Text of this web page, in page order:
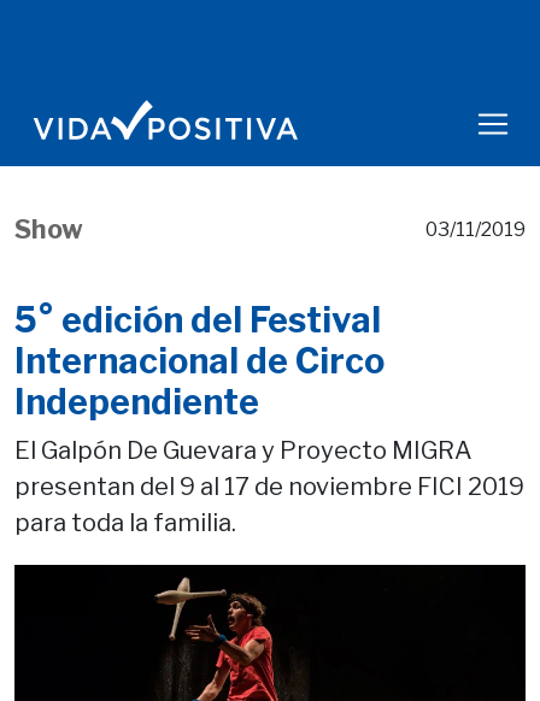
Show 03/11/2019
5° edición del Festival
Internacional de Circo
Independiente
El Galpón De Guevara y Proyecto MIGRA
presentan del 9 al 17 de noviembre FICI 2019
para toda la familia.